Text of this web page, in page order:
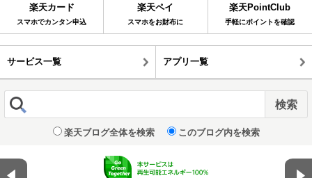
楽天カード
スマホでカンタン申込
楽天ペイ
スマホをお財布に
楽天PointClub
手軽にポイントを確認
サービス一覧 アプリ一覧
楽天ブログ全体を検索 このブログ内を検索